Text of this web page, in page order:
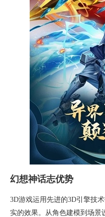
幻想神话志优势
3D游戏运用先进的3D引擎技
实的效果。从角色建模到场